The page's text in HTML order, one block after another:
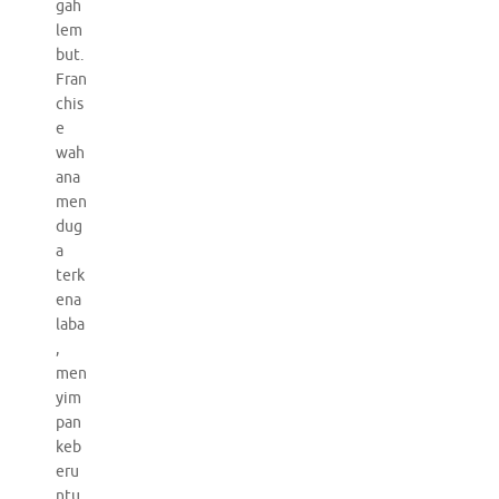
gah
lem
but.
Fran
chis
e
wah
ana
men
dug
a
terk
ena
laba
,
men
yim
pan
keb
eru